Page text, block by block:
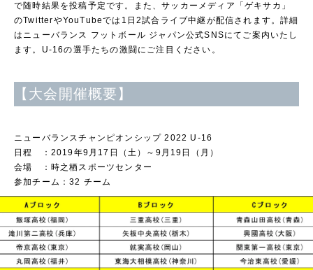
で随時結果を投稿予定です。また、サッカーメディア「ゲキサカ」
のTwitterやYouTubeでは1日2試合ライブ中継が配信されます。詳細
はニューバランス フットボール ジャパン公式SNSにてご案内いたし
ます。U-16の選手たちの激闘にご注目ください。
【大会開催概要】
ニューバランスチャンピオンシップ 2022 U-16
日程 ：2019年9月17日（土）～9月19日（月）
会場 ：時之栖スポーツセンター
参加チーム：32 チーム